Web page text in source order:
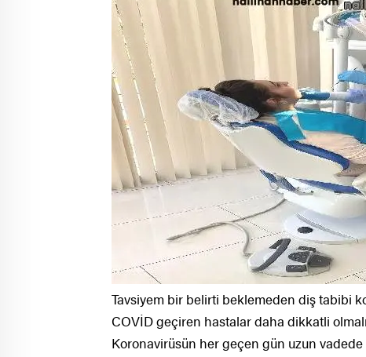
Tavsiyem bir belirti beklemeden diş tabibi
COVİD geçiren hastalar daha dikkatli olmalı
Koronavirüsün her geçen gün uzun vadede